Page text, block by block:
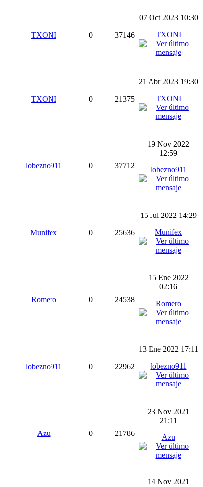
TXONI 0 37146
07 Oct 2023 10:30
TXONI
TXONI 0 21375
21 Abr 2023 19:30
TXONI
lobezno911 0 37712
19 Nov 2022
12:59
lobezno911
Munifex 0 25636
15 Jul 2022 14:29
Munifex
Romero 0 24538
15 Ene 2022
02:16
Romero
lobezno911 0 22962
13 Ene 2022 17:11
lobezno911
Azu 0 21786
23 Nov 2021
21:11
Azu
14 Nov 2021